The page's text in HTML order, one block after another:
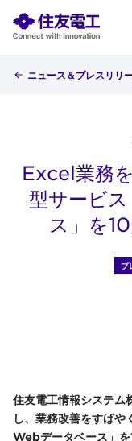
ニュース＆プレスリリ
Excel業務
型サービ
ス」を
プ
住友電工情報システ
し、業務改善をすばや
Webデータベース」を